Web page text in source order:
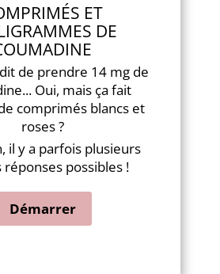
ET
DE
de prendre 14 mg de
Oui, mais ça fait
comprimés blancs et
roses ?
il y a parfois plusieurs
réponses possibles !